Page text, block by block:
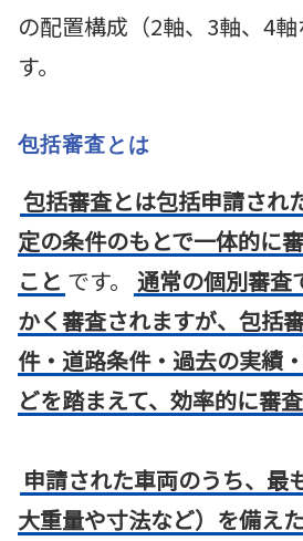
の配置構成（2軸、3軸、4
す。
包括審査とは
包括審査とは包括申請され
定の条件のもとで一体的に
こと です。
通常の個別審査
かく審査されますが、包括
件・道路条件・過去の実績
どを踏まえて、効率的に審
申請された車両のうち、最
大重量や寸法など）を備え